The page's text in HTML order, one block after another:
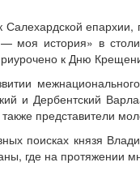
моя история» в
к Дню
и Дербентский
представители
поисках князя
где на